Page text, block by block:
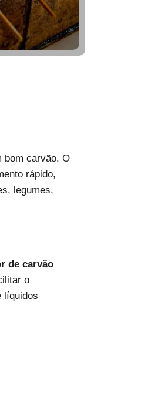
bom carvão. O
rápido,
legumes,
de carvão
o
líquidos